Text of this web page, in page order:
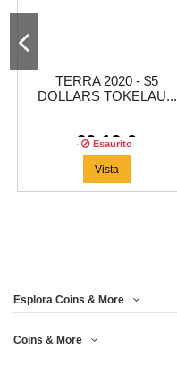
TERRA 2020 - $5
DOLLARS TOKELAU...
29,13 €
Esaurito
Vista
Esplora Coins & More
Coins & More